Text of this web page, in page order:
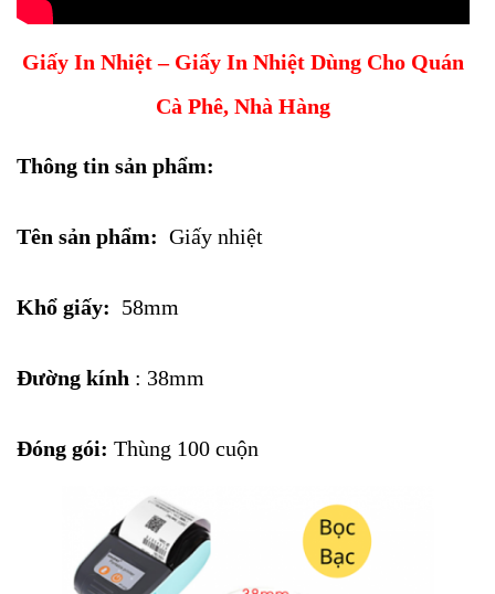
Giấy In Nhiệt – Giấy In Nhiệt Dùng Cho Quán
Cà Phê, Nhà Hàng
Thông tin sản phẩm:
Tên sản phẩm: Giấy nhiệt
Khổ giấy: 58mm
Đường kính : 38mm
Đóng gói: Thùng 100 cuộn